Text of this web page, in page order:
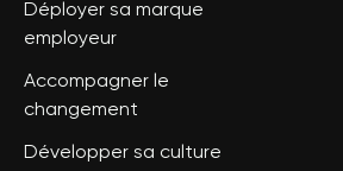
Déployer sa marque
employeur
Accompagner le
changement
Développer sa culture